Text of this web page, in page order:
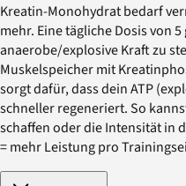
Kreatin-Monohydrat bedarf
mehr. Eine tägliche Dosis von
anaerobe/explosive Kraft zu
Muskelspeicher mit
sorgt dafür, dass dein ATP
schneller regeneriert. So
schaffen oder die Intensität in
= mehr Leistung pro